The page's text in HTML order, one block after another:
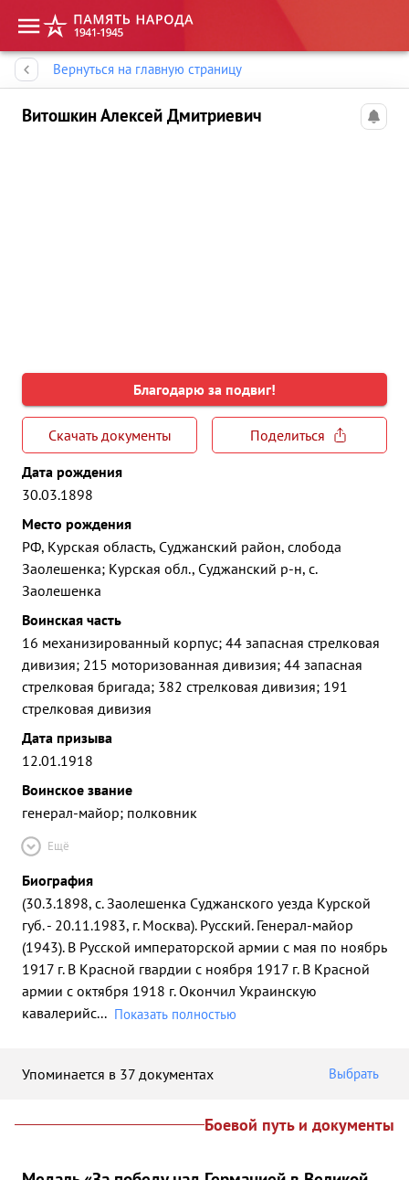
Вернуться на главную страницу
Витошкин Алексей Дмитриевич
Благодарю за подвиг!
Скачать документы
Поделиться
Дата рождения
30.03.1898
Место рождения
РФ, Курская область, Суджанский район, слобода
Заолешенка; Курская обл., Суджанский р-н, с.
Заолешенка
Воинская часть
16 механизированный корпус; 44 запасная стрелковая
дивизия; 215 моторизованная дивизия; 44 запасная
стрелковая бригада; 382 стрелковая дивизия; 191
стрелковая дивизия
Дата призыва
12.01.1918
Воинское звание
генерал-майор; полковник
Ещё
Биография
(30.3.1898, с. Заолешенка Суджанского уезда Курской
губ. - 20.11.1983, г. Москва). Русский. Генерал-майор
(1943). В Русской императорской армии с мая по ноябрь
1917 г. В Красной гвардии с ноября 1917 г. В Красной
армии с октября 1918 г. Окончил Украинскую
кавалерийс... Показать полностью
Упоминается в 37 документах Выбрать
Боевой путь и документы
Память народа